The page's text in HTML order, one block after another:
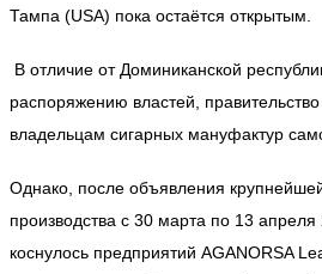
Тампа (USA) пока остаётся открытым.
В отличие от Доминиканской
распоряжению властей,
владельцам сигарных мануфактур
Однако, после объявления
производства с 30 марта по 13
коснулось предприятий AGANORSA